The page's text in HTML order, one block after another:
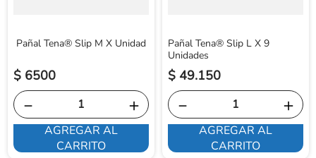
Pañal Tena® Slip M X Unidad
$ 6500
＋
－
AGREGAR AL
CARRITO
Pañal Tena® Slip L X 9
Unidades
$ 49.150
＋
－
AGREGAR AL
CARRITO